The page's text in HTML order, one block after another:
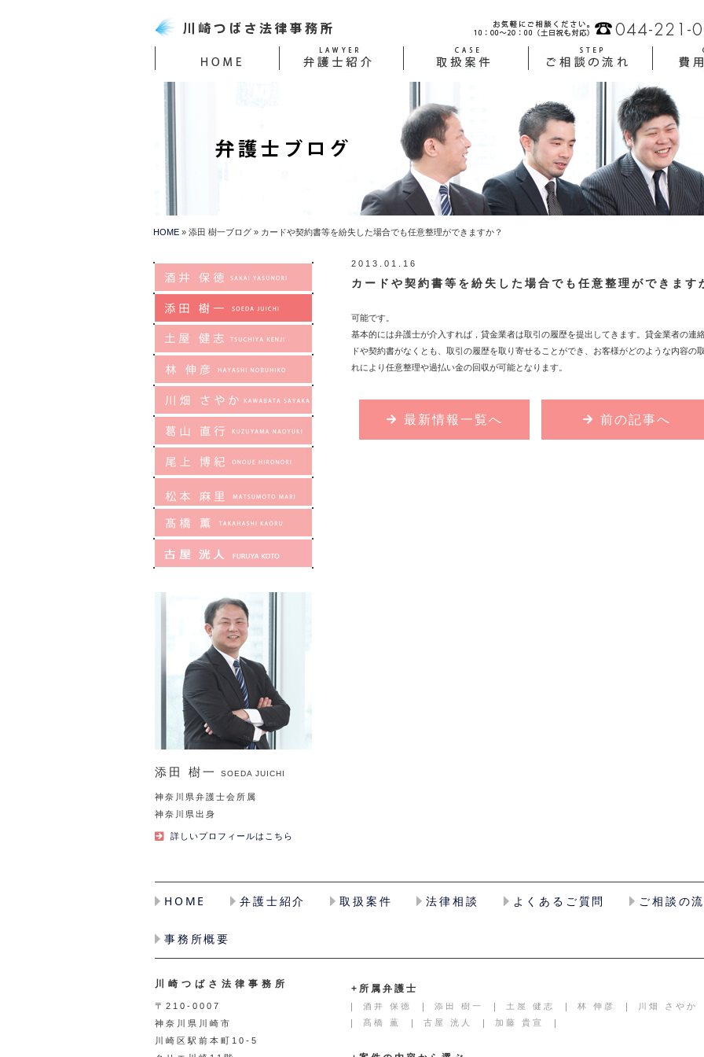
HOME 添田 樹一ブログ カードや契約書等を紛失した場合でも任意整理ができますか？
2013.01.16
カードや契約書等を紛失した場合でも任意整理ができます
可能です。
基本的には弁護士が介入すれば，貸金業者は取引の履歴を提出してきます。貸金業者の連
ドや契約書がなくとも、取引の履歴を取り寄せることができ、お客様がどのような内容の
れにより任意整理や過払い金の回収が可能となります。
最新情報一覧へ 前の記事へ
添田 樹一 SOEDA JUICHI
神奈川県弁護士会所属
神奈川県出身
詳しいプロフィールはこちら
HOME 弁護士紹介 取扱案件 法律相談 よくあるご質問 ご相談の
事務所概要
川崎つばさ法律事務所
〒210-0007
神奈川県川崎市
川崎区駅前本町10-5
+所属弁護士
酒井 保徳 添田 樹一 土屋 健志 林 伸彦 川畑 さやか
髙橋 薫
古屋 洸人 加藤 貴宣